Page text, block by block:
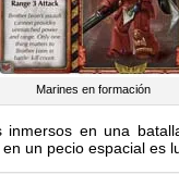
Marines en formación
en una
un pecio espacial es